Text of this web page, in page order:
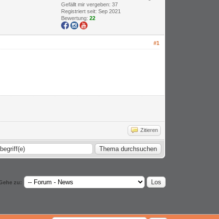
Gefällt mir vergeben: 37
Registriert seit: Sep 2021
Bewertung:22
#1
Zitieren
zu: